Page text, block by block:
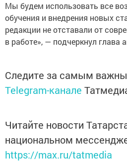
Мы будем использовать все
обучения и внедрения новых
редакции не отставали от
в работе», — подчеркнул глава
Следите за самым
Telegram-канале
Читайте новости
национальном
https://max.ru/tatmedia